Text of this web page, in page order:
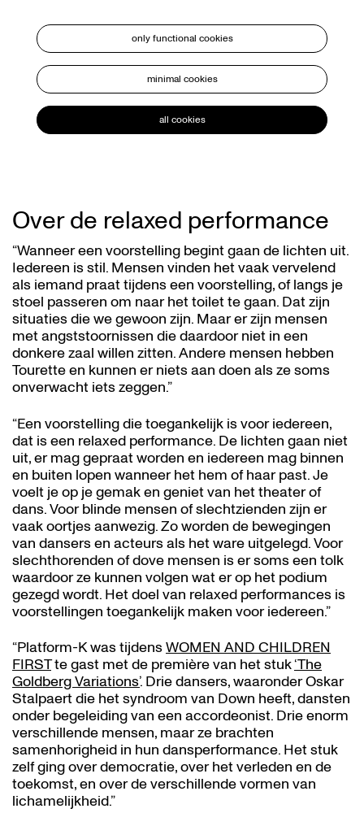
only functional cookies
minimal cookies
all cookies
Over de relaxed performance
“Wanneer een voorstelling begint gaan de lichten uit.
Iedereen is stil. Mensen vinden het vaak vervelend
als iemand praat tijdens een voorstelling, of langs je
stoel passeren om naar het toilet te gaan. Dat zijn
situaties die we gewoon zijn. Maar er zijn mensen
met angststoornissen die daardoor niet in een
donkere zaal willen zitten. Andere mensen hebben
Tourette en kunnen er niets aan doen als ze soms
onverwacht iets zeggen.”
“Een voorstelling die toegankelijk is voor iedereen,
dat is een relaxed performance. De lichten gaan niet
uit, er mag gepraat worden en iedereen mag binnen
en buiten lopen wanneer het hem of haar past. Je
voelt je op je gemak en geniet van het theater of
dans. Voor blinde mensen of slechtzienden zijn er
vaak oortjes aanwezig. Zo worden de bewegingen
van dansers en acteurs als het ware uitgelegd. Voor
slechthorenden of dove mensen is er soms een tolk
waardoor ze kunnen volgen wat er op het podium
gezegd wordt. Het doel van relaxed performances is
voorstellingen toegankelijk maken voor iedereen.”
“Platform-K was tijdensWOMEN AND CHILDREN
FIRSTte gast met de première van het stuk‘The
Goldberg Variations’. Drie dansers, waaronder Oskar
Stalpaert die het syndroom van Down heeft, dansten
onder begeleiding van een accordeonist. Drie enorm
verschillende mensen, maar ze brachten
samenhorigheid in hun dansperformance. Het stuk
zelf ging over democratie, over het verleden en de
toekomst, en over de verschillende vormen van
lichamelijkheid.”
Zoom
in